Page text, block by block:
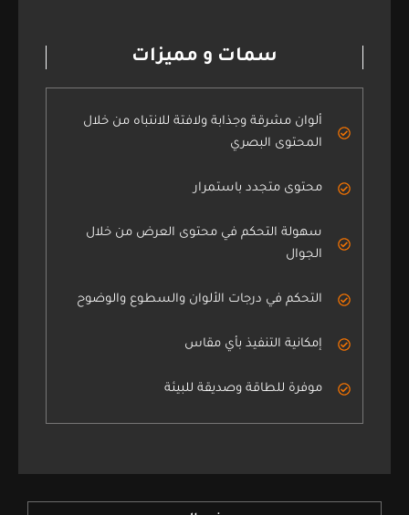
سمات و مميزات
ألوان مشرقة وجذابة ولافتة للانتباه من خلال
المحتوى البصري
محتوى متجدد باستمرار
سهولة التحكم في محتوى العرض من خلال
الجوال
التحكم في درجات الألوان والسطوع والوضوح
إمكانية التنفيذ بأي مقاس
موفرة للطاقة وصديقة للبيئة